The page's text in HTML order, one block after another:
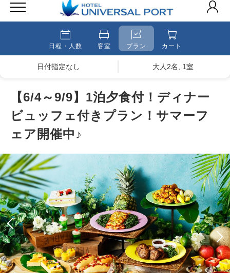
日程・人数 客室 プラン カート
日付指定なし 大人2名, 1室
【6/4～9/9】1泊夕食付！ディナー
ビュッフェ付きプラン！サマーフ
ェア開催中♪